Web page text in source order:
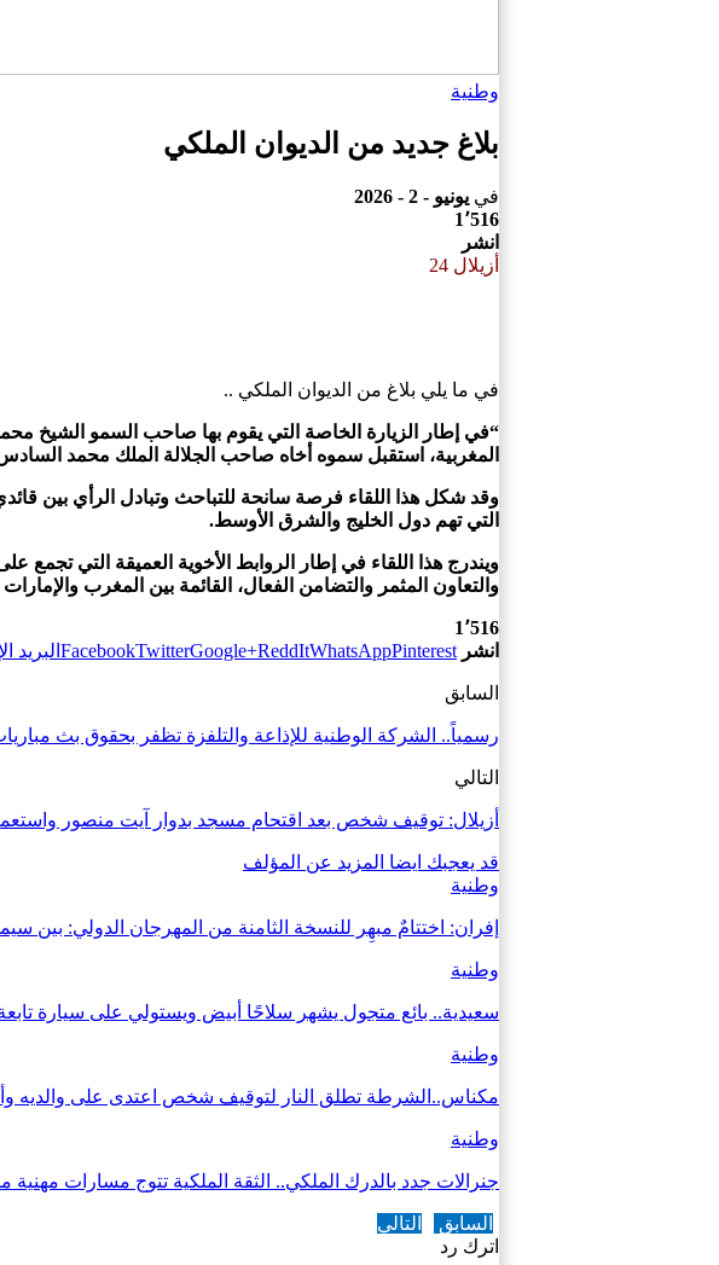
وطنية
بلاغ جديد من الديوان الملكي
في يونيو - 2 - 2026
1٬516
انشر
أزيلال 24
في ما يلي بلاغ من الديوان الملكي ..
“في إطار الزيارة الخاصة التي يقوم بها صاحب السمو الشيخ محمد
المغربية، استقبل سموه أخاه صاحب الجلالة الملك محمد السادس، حفظهما الله، وذلك
وقد شكل هذا اللقاء فرصة سانحة للتباحث وتبادل الرأي بين
التي تهم دول الخليج والشرق الأوسط.
ويندرج هذا اللقاء في إطار الروابط الأخوية العميقة التي تجمع
والتعاون المثمر والتضامن الفعال، القائمة بين المغرب
1٬516
انشر
FacebookTwitterGoogle+ReddItWhatsAppPinterest البريد
السابق
رسمياً.. الشركة الوطنية للإذاعة والتلفزة تظفر بحقوق بث مباريات
التالي
أزيلال: توقيف شخص بعد اقتحام مسجد بدوار آيت منصور
قد يعجبك ايضا المزيد عن المؤلف
وطنية
إفران: اختتامٌ مبهِر للنسخة الثامنة من المهرجان الدولي: بين
وطنية
سعيدية.. بائع متجول يشهر سلاحًا أبيض ويستولي على سيارة تابعة
وطنية
مكناس..الشرطة تطلق النار لتوقيف شخص اعتدى على والديه
وطنية
جنرالات جدد بالدرك الملكي.. الثقة الملكية تتوج مسارات مهنية
السابق
التالي
اترك رد